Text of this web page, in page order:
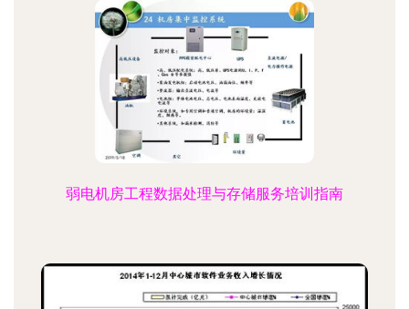
弱电机房工程数据处理与存储服务培训指南